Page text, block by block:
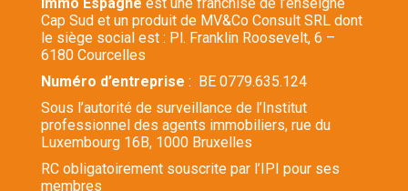
Cap Sud et un produit de MV&Co Consult SRL dont
le siège social est : Pl. Franklin Roosevelt, 6 –
6180 Courcelles
Numéro d’entreprise : BE 0779.635.124
Sous l’autorité de surveillance de l’Institut
professionnel des agents immobiliers, rue du
Luxembourg 16B, 1000 Bruxelles
RC obligatoirement souscrite par l’IPI pour ses
membres